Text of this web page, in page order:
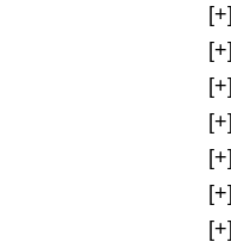
[+]
[+]
[+]
[+]
[+]
[+]
[+]